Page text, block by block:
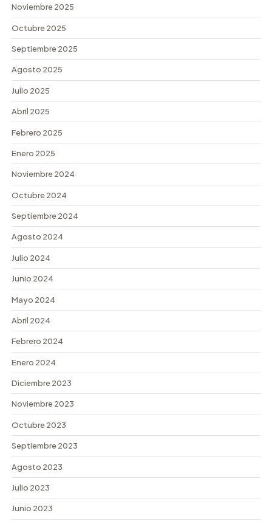
Noviembre 2025
Octubre 2025
Septiembre 2025
Agosto 2025
Julio 2025
Abril 2025
Febrero 2025
Enero 2025
Noviembre 2024
Octubre 2024
Septiembre 2024
Agosto 2024
Julio 2024
Junio 2024
Mayo 2024
Abril 2024
Febrero 2024
Enero 2024
Diciembre 2023
Noviembre 2023
Octubre 2023
Septiembre 2023
Agosto 2023
Julio 2023
Junio 2023